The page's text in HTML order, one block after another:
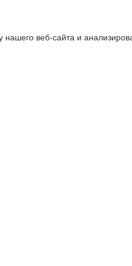
веб-сайта и